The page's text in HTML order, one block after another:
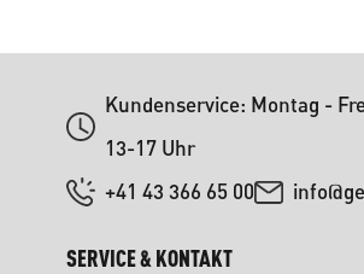
Kundenservice: Montag -
13-17 Uhr
+41 43 366 65 00
SERVICE & KONTAKT